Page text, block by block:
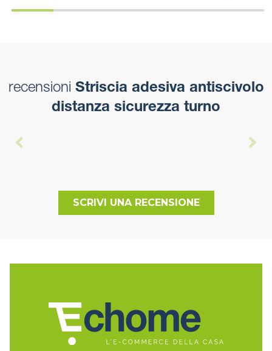
recensioni Striscia adesiva antiscivolo
distanza sicurezza turno
SCRIVI UNA RECENSIONE